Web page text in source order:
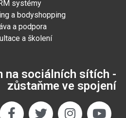
systémy
a bodyshopping
a podpora
a školení
na sociálních sítích -
zůstaňme ve spojení